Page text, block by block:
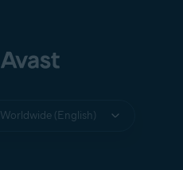
Worldwide (English)